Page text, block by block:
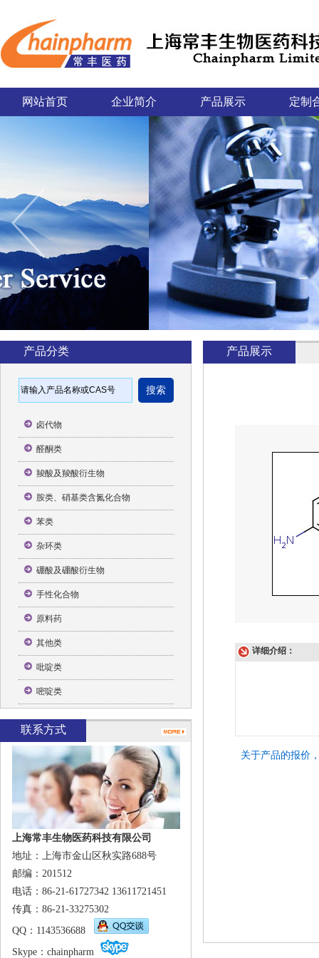
网站首页 企业简介 产品展示 定制
产品分类
卤代物
醛酮类
羧酸及羧酸衍生物
胺类、硝基类含氮化合物
苯类
杂环类
硼酸及硼酸衍生物
手性化合物
原料药
其他类
吡啶类
嘧啶类
联系方式
上海常丰生物医药科技有限公司
地址：上海市金山区秋实路688号
邮编：201512
电话：86-21-61727342 13611721451
传真：86-21-33275302
QQ：1143536688
Skype： chainpharm
产品展示
详细介绍：
关于产品的报价